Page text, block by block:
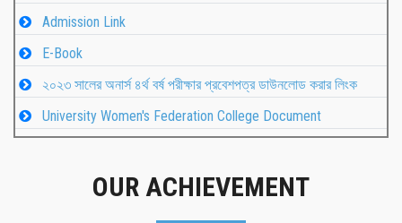
Admission Link
E-Book
২০২৩ সালের অনার্স ৪র্থ বর্ষ পরীক্ষার প্রবেশপত্র ডাউনলোড করার লিংক
University Women's Federation College Document
OUR ACHIEVEMENT